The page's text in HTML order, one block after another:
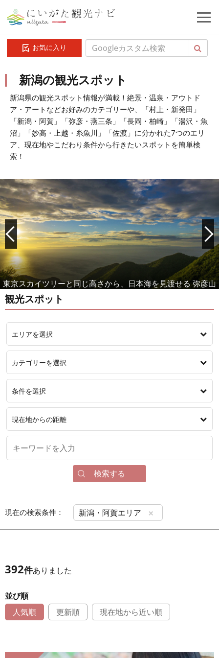
お気に入り
新潟の観光スポット
新潟県の観光スポット情報が満載！絶景・温泉・アウトド
ア・アートなどお好みのカテゴリーや、「村上・新発田」
「新潟・阿賀」「弥彦・燕三条」「長岡・柏崎」「湯沢・魚
沼」「妙高・上越・糸魚川」「佐渡」に分かれた7つのエリ
ア、現在地やこだわり条件から行きたいスポットを簡単検
索！
女性に人気！もっと美人になれる温泉 月岡温泉
観光スポット
エリアを選択
カテゴリーを選択
条件を選択
現在地からの距離
検索する
現在の検索条件： 新潟・阿賀エリア ×
392件ありました
並び順
人気順
更新順 現在地から近い順